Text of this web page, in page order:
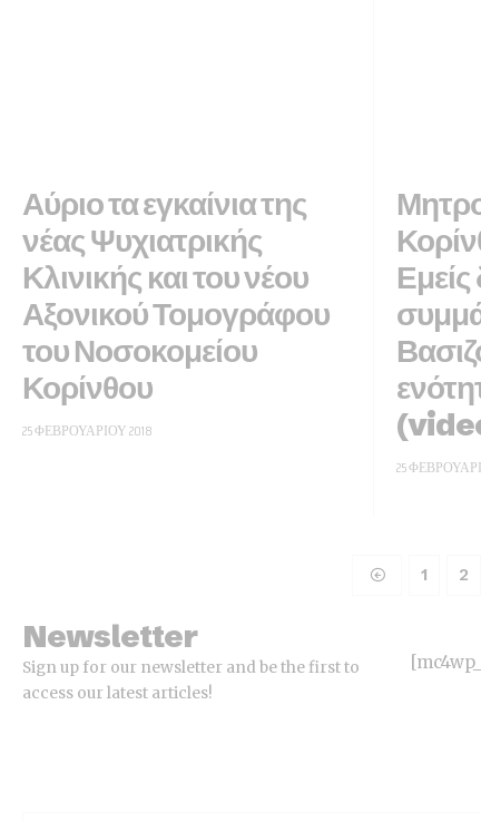
Αύριο τα εγκαίνια της
νέας Ψυχιατρικής
Κλινικής και του νέου
Αξονικού Τομογράφου
του Νοσοκομείου
Κορίνθου
25 ΦΕΒΡΟΥΑΡΊΟΥ 2018
25
1 2
Newsletter
Sign up for our newsletter and be the first to
access our latest articles!